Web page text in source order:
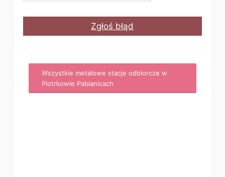
Zgłoś błąd
Wszystkie metalowe stacje odbiorcze w
Piotrkowie Pabianicach